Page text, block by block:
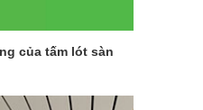
của tấm lót sàn